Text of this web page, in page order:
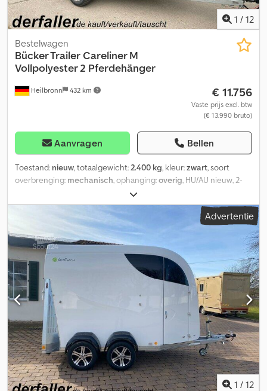
1 / 12
Heilbronn 432 km
Bestelwagen
Bücker TrailerCareliner M
Vollpolyester 2 Pferdehänger
€ 11.756
Vaste prijs excl. btw
(€ 13.990 bruto)
Aanvragen Bellen
Toestand: nieuw, totaalgewicht:2.400 kg, kleur:zwart, soort
overbrenging: mechanisch, ophanging:overig, HU/AU nieuw, 2-
paards, kleur: zwart/zwart, volledig polyester paardentrailer
Bücker Long-Life in sandwichconstructie, toegestaan
totaalgewicht 2400 kg, binnenafmetingen:
3445,00x1690,00x2390,00 mm, aluminium sandwichbodem,
achterklep Bücker Long-Life, rubber op vloer en achterklep
gelijmd en afgedicht, achterkleprubber met antislipstrips,
afsluitbare, manshoge instapdeur, getint uitstelraam, vuurverzinkt
frame met gelaste langs- en dwarsdragers, Bücker Body-Protect-
chassis, schokdempers voor 100 km/u, verstelbaar
veiligheidsstangensysteem in hoogte en lengte, interieur met
trapbescherming, zijwanden bekleed en binnenverlichting, 2
uitneembare voederbakken, scheidingswand met PVC-
doorkijkmat, afsluitbare zadelkamer met twee uittrekbare
zadelhouders, opbergvak, bezem, schop, hoofdstel- en
zwepenhanger, spiegel en binnenverlichting, automatische
steunwiel, 13-polige stekker. Extra’s: aluminium velgen "Black
Advertentie
1 / 12